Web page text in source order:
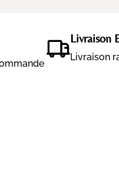
Livraison
Livraison